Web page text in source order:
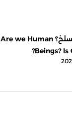
هل نحن بشر؟ هل غزة مسلخ؟ Are we Human
Beings? Is